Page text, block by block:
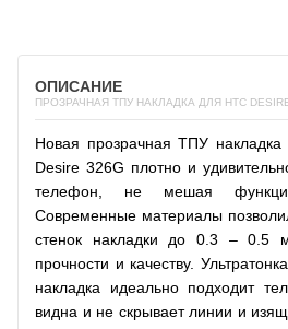
ОПИСАНИЕ
ПРОЗРАЧНАЯ ТПУ НАКЛАДКА ДЛЯ HTC DESIRE
Новая прозрачная ТПУ
Desire 326G плотно и
телефон, не мешая
Современные материалы
стенок накладки до 0.3 – 0.5
прочности и качеству.
накладка идеально подходит
видна и не скрывает линии и